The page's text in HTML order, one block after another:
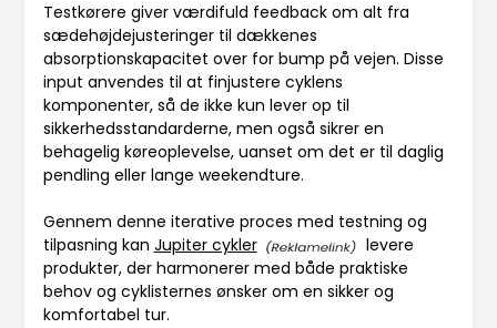
Testkørere giver værdifuld feedback om alt fra
sædehøjdejusteringer til dækkenes
absorptionskapacitet over for bump på vejen. Disse
input anvendes til at finjustere cyklens
komponenter, så de ikke kun lever op til
sikkerhedsstandarderne, men også sikrer en
behagelig køreoplevelse, uanset om det er til daglig
pendling eller lange weekendture.
Gennem denne iterative proces med testning og
tilpasning kan Jupiter cykler
levere
produkter, der harmonerer med både praktiske
behov og cyklisternes ønsker om en sikker og
komfortabel tur.